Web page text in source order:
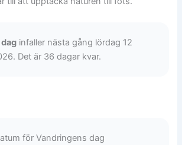
infaller nästa gång lördag 12
Det är 36 dagar kvar.
för Vandringens dag